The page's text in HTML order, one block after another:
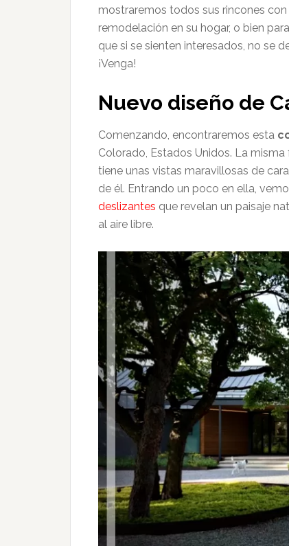
mostraremos todos sus rincones
remodelación en su hogar, o bien
que si se sienten interesados, no se
¡Venga!
Nuevo diseño de
Comenzando, encontraremos esta
Colorado, Estados Unidos. La
tiene unas vistas maravillosas de
de él. Entrando un poco en ella,
deslizantes que revelan un paisaje
al aire libre.